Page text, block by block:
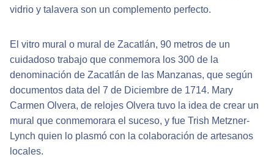
vidrio y talavera son un complemento perfecto.
El vitro mural o mural de Zacatlán, 90 metros de un
cuidadoso trabajo que conmemora los 300 de la
denominación de Zacatlán de las Manzanas, que según
documentos data del 7 de Diciembre de 1714. Mary
Carmen Olvera, de relojes Olvera tuvo la idea de crear un
mural que conmemorara el suceso, y fue Trish Metzner-
Lynch quien lo plasmó con la colaboración de artesanos
locales.